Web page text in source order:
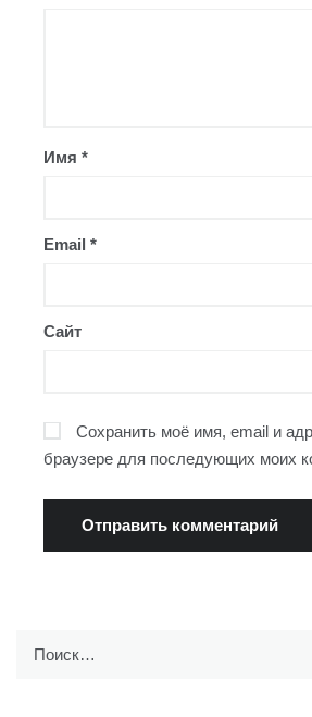
Имя *
Email *
Сайт
Сохранить моё имя, email и
браузере для последующих моих